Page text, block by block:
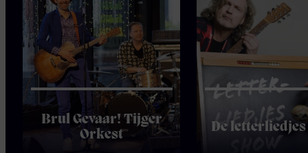
Brul Gevaar! Tijger
Orkest
De letterliedjes